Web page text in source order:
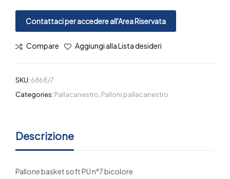
Contattaci per accedere all'Area Riservata
Compare Aggiungi alla Lista desideri
SKU: 6868/7
Categories: Pallacanestro Palloni pallacanestro
Descrizione
Pallone basket soft PU n°7 bicolore